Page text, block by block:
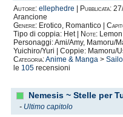
Autore: ellephedre Pubblicata:
Arancione
Genere: Erotico, Romantico |
Tipo di coppia: Het |
Note: Lemon |
Personaggi: Ami/Amy, Mamoru/
Yuichiro/Yuri | Coppie: Mamoru/
Categoria:Anime & Manga >
le 105 recensioni
Nemesis ~ Stelle per
- Ultimo capitolo